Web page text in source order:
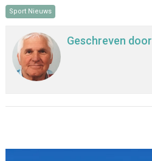
Sport Nieuws
Geschreven door